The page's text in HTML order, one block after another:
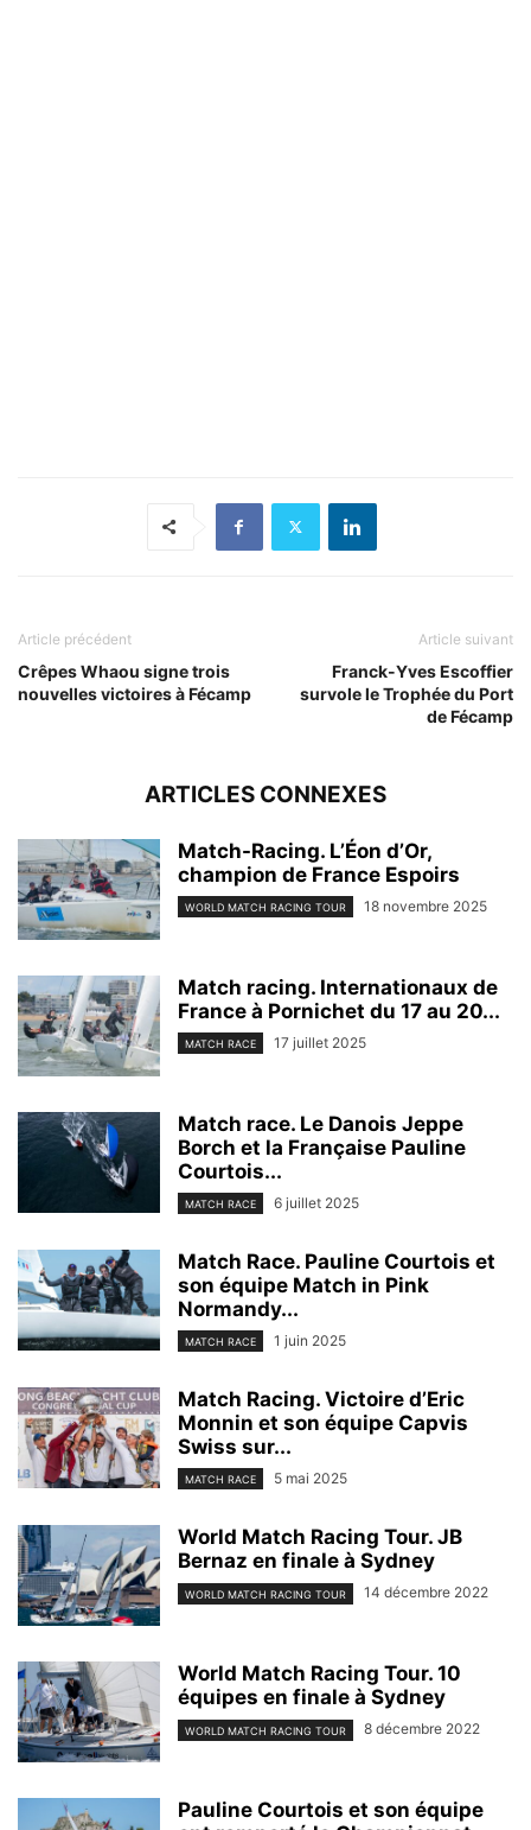
Article précédent
Crêpes Whaou signe trois
nouvelles victoires à Fécamp
Article suivant
Franck-Yves Escoffier
survole le Trophée du Port
de Fécamp
ARTICLES CONNEXES
Match-Racing. L’Éon d’Or,
champion de France Espoirs
WORLD MATCH RACING TOUR 18 novembre 2025
Match racing. Internationaux de
France à Pornichet du 17 au 20...
MATCH RACE 17 juillet 2025
Match race. Le Danois Jeppe
Borch et la Française Pauline
Courtois...
MATCH RACE 6 juillet 2025
Match Race. Pauline Courtois et
son équipe Match in Pink
Normandy...
MATCH RACE 1 juin 2025
Match Racing. Victoire d’Eric
Monnin et son équipe Capvis
Swiss sur...
MATCH RACE 5 mai 2025
World Match Racing Tour. JB
Bernaz en finale à Sydney
WORLD MATCH RACING TOUR 14 décembre 2022
World Match Racing Tour. 10
équipes en finale à Sydney
WORLD MATCH RACING TOUR 8 décembre 2022
Pauline Courtois et son équipe